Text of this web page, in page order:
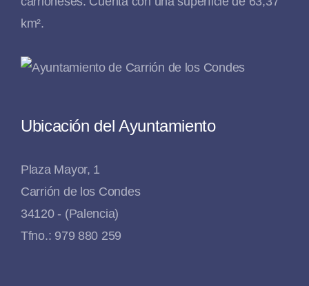
km².
Ubicación del Ayuntamiento
Plaza Mayor, 1
Carrión de los Condes
34120 - (Palencia)
Tfno.: 979 880 259